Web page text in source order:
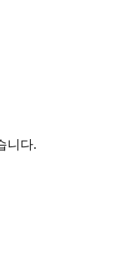
니다.